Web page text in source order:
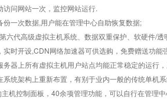
访问网站一次，监控网站运行.
份一次数据,用户能在管理中心自助恢复数据;
六代高级虚拟主机系统、数据双重保护、软硬件/透
实时开设,CDN网络加速器可供选购，免费赠送功
务器上所有虚拟主机用户站点均能正常稳定的运行
系统架构上重新布置，有别于业内一般的传统单机
机控制面板，40余项管理功能，可以自行在管理中